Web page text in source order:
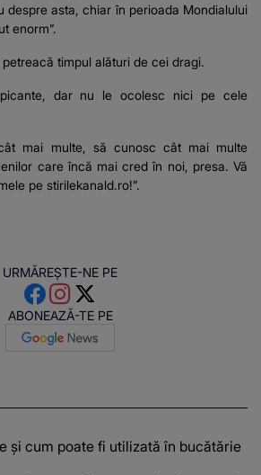
despre asta, chiar în perioada Mondialului
enorm”.
timpul alături de cei dragi.
dar nu le ocolesc nici pe cele
mai multe, să cunosc cât mai multe
care încă mai cred în noi, presa. Vă
pe stirilekanald.ro!”.
URMĂREȘTE-NE PE
ABONEAZĂ-TE PE
și cum poate fi utilizată în bucătărie